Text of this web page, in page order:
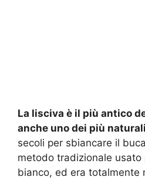
La lisciva è il più antico
anche uno dei più naturali
secoli per sbiancare il
metodo tradizionale
bianco, ed era totalmente